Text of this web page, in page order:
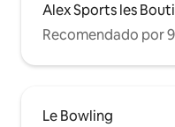
Alex Sports les
Recomendado por
Le Bowling